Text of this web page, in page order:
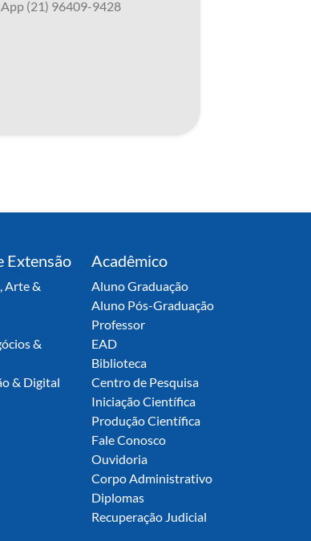
(21) 96409-9428
Extensão
Arte &
&
& Digital
Acadêmico
Aluno Graduação
Aluno Pós-Graduação
Professor
EAD
Biblioteca
Centro de Pesquisa
Iniciação Científica
Produção Científica
Fale Conosco
Ouvidoria
Corpo Administrativo
Diplomas
Recuperação Judicial